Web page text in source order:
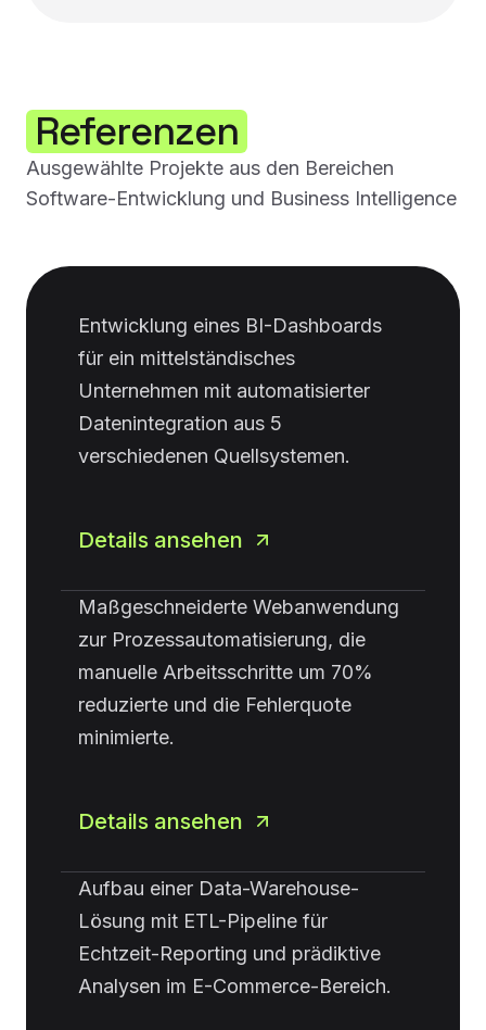
Referenzen
Ausgewählte Projekte aus den Bereichen
Software-Entwicklung und Business Intelligence
Entwicklung eines BI-Dashboards
für ein mittelständisches
Unternehmen mit automatisierter
Datenintegration aus 5
verschiedenen Quellsystemen.
Details ansehen
Maßgeschneiderte Webanwendung
zur Prozessautomatisierung, die
manuelle Arbeitsschritte um 70%
reduzierte und die Fehlerquote
minimierte.
Details ansehen
Aufbau einer Data-Warehouse-
Lösung mit ETL-Pipeline für
Echtzeit-Reporting und prädiktive
Analysen im E-Commerce-Bereich.